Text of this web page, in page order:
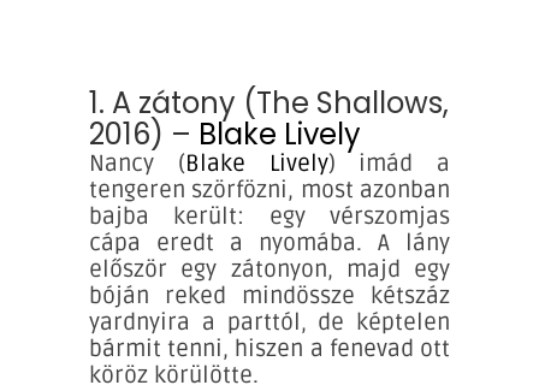
1. A zátony (The Shallows,
2016) – Blake Lively
Nancy (Blake Lively) imád a
tengeren szörfözni, most azonban
bajba került: egy vérszomjas
cápa eredt a nyomába. A lány
először egy zátonyon, majd egy
bóján reked mindössze kétszáz
yardnyira a parttól, de képtelen
bármit tenni, hiszen a fenevad ott
köröz körülötte.